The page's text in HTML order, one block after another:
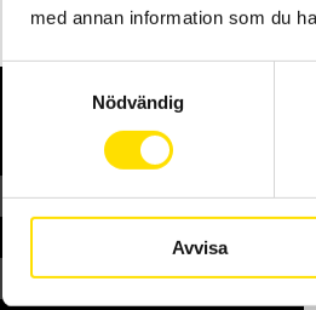
med annan information som du
Samtyckesval
Nödvändig
Avvisa